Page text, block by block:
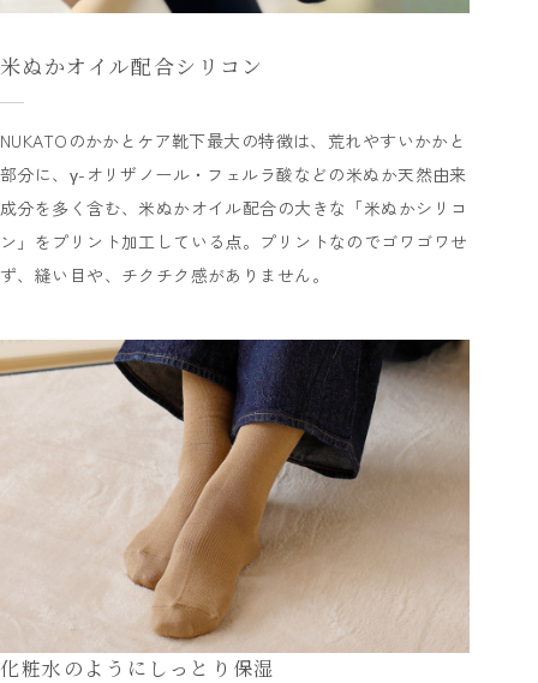
米ぬかオイル配合シリコン
NUKATOのかかとケア靴下最大の特徴は、荒れやすいかかと
部分に、γ-オリザノール・フェルラ酸などの米ぬか天然由来
成分を多く含む、米ぬかオイル配合の大きな「米ぬかシリコ
ン」をプリント加工している点。プリントなのでゴワゴワせ
ず、縫い目や、チクチク感がありません。
化粧水のようにしっとり保湿